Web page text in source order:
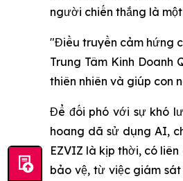
người chiến thắng là
"Điều truyền cảm hứng
Trung Tâm Kinh Doanh
thiên nhiên và giúp con
Để đối phó với sự khó
hoang dã sử dụng AI,
EZVIZ là kịp thời, có
bảo vệ, từ việc giám